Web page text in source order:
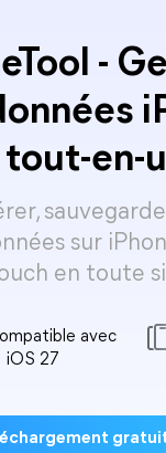
-
tout-en-
sur
en toute
avec
iOS 27